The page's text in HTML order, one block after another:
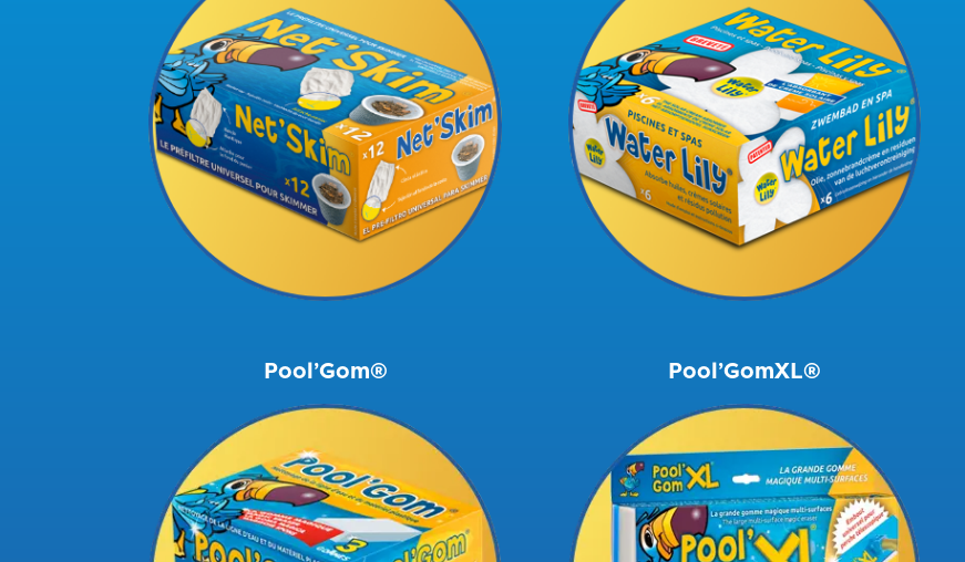
Pool’Gom® Pool’GomXL®